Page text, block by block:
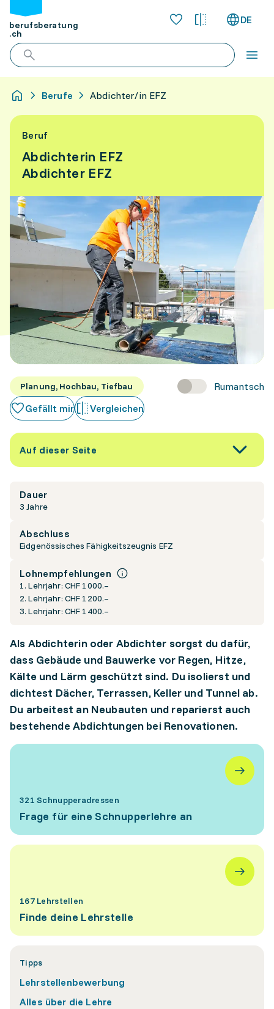
berufsberatung
.ch
DE
Berufe Abdichter/in EFZ
Beruf
Abdichterin EFZ
Abdichter EFZ
Planung, Hochbau, Tiefbau
Rumantsch
Gefällt mir
Vergleichen
Auf dieser Seite
Dauer
3 Jahre
Abschluss
Eidgenössisches Fähigkeitszeugnis EFZ
Lohnempfehlungen
1. Lehrjahr: CHF 1000.–
2. Lehrjahr: CHF 1200.–
3. Lehrjahr: CHF 1400.–
Als Abdichterin oder Abdichter sorgst du dafür,
dass Gebäude und Bauwerke vor Regen, Hitze,
Kälte und Lärm geschützt sind. Du isolierst und
dichtest Dächer, Terrassen, Keller und Tunnel ab.
Du arbeitest an Neubauten und reparierst auch
bestehende Abdichtungen bei Renovationen.
321 Schnupperadressen
Frage für eine Schnupperlehre an
167 Lehrstellen
Finde deine Lehrstelle
Tipps
Lehrstellenbewerbung
Alles über die Lehre